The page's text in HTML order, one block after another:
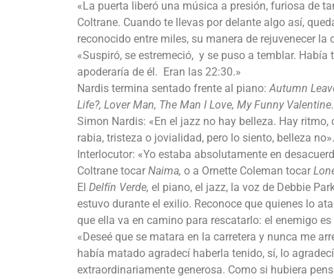
«La puerta liberó una música a presión, furiosa de
Coltrane. Cuando te llevas por delante algo así,
reconocido entre miles, su manera de rejuvenecer la
«Suspiró, se estremeció, y se puso a temblar.
apoderaría de él. Eran las 22:30.»
Nardis termina sentado frente al piano:Autumn
Life?, Lover Man, The Man I Love, My Funny Valentine.
Simon Nardis: «En el jazz no hay belleza. Hay
rabia, tristeza o jovialidad, pero lo siento, belleza no».
Interlocutor: «Yo estaba absolutamente en
Coltrane tocar Naima, o a Ornette Coleman tocar
El Delfín Verde, el piano, el jazz, la voz de Debbie
estuvo durante el exilio. Reconoce que quienes lo
que ella va en camino para rescatarlo: el enemigo es
«Deseé que se matara en la carretera y nunca me
había matado agradecí haberla tenido, sí, lo
extraordinariamente generosa. Como si hubiera